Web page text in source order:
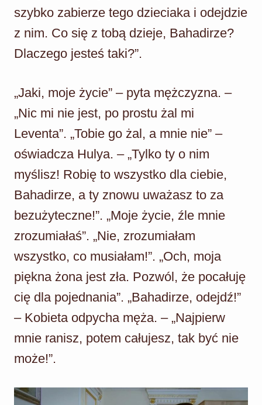
szybko zabierze tego dzieciaka i odejdzie
z nim. Co się z tobą dzieje, Bahadirze?
Dlaczego jesteś taki?”.
„Jaki, moje życie” – pyta mężczyzna. –
„Nic mi nie jest, po prostu żal mi
Leventa”. „Tobie go żal, a mnie nie” –
oświadcza Hulya. – „Tylko ty o nim
myślisz! Robię to wszystko dla ciebie,
Bahadirze, a ty znowu uważasz to za
bezużyteczne!”. „Moje życie, źle mnie
zrozumiałaś”. „Nie, zrozumiałam
wszystko, co musiałam!”. „Och, moja
piękna żona jest zła. Pozwól, że pocałuję
cię dla pojednania”. „Bahadirze, odejdź!”
– Kobieta odpycha męża. – „Najpierw
mnie ranisz, potem całujesz, tak być nie
może!”.